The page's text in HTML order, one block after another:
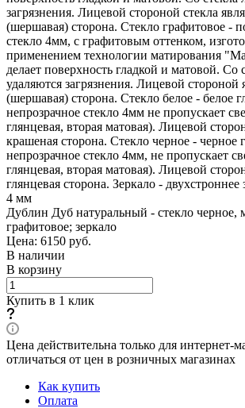
загрязнения. Лицевой стороной стекла
(шершавая) сторона. Стекло графитовое -
стекло 4мм, с графитовым оттенком,
применением технологии матирования
делает поверхность гладкой и матовой. Со
удаляются загрязнения. Лицевой стороной
(шершавая) сторона. Стекло белое - белое
непрозрачное стекло 4мм не пропускает
глянцевая, вторая матовая). Лицевой
крашеная сторона. Стекло черное - черное
непрозрачное стекло 4мм, не пропускает
глянцевая, вторая матовая). Лицевой
глянцевая сторона. Зеркало -
4 мм
Дублин Дуб натуральный - стекло черное,
графитовое; зеркало
Цена: 6150 руб.
В наличии
В корзину
Купить в 1 клик
Цена действительна только для интернет-
отличаться от цен в розничных магазинах
Как купить
Оплата